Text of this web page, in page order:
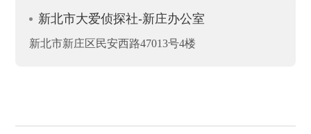
新北市大爱侦探社-新庄办公室
新北市新庄区民安西路47013号4楼